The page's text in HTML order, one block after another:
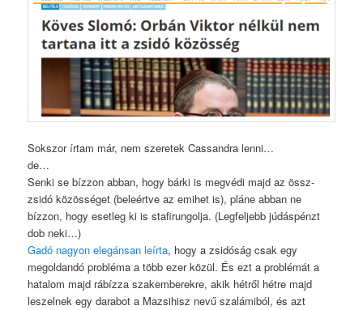
Sokszor írtam már, nem szeretek Cassandra lenni…
de…
Senki se bízzon abban, hogy bárki is megvédi majd az össz-
zsidó közösséget (beleértve az emihet is), pláne abban ne
bízzon, hogy esetleg ki is stafirungolja. (Legfeljebb júdáspénzt
dob neki…)
Gadó nagyon elegánsan leírta, hogy a zsidóság csak egy
megoldandó probléma a több ezer közül. És ezt a problémát a
hatalom majd rábízza szakemberekre, akik hétről hétre majd
leszelnek egy darabot a Mazsihisz nevű szalámiból, és azt